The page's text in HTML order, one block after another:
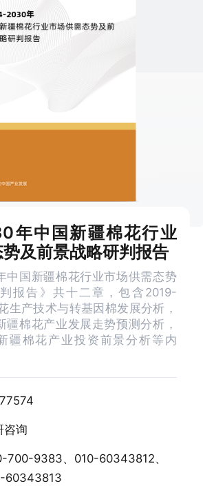
年中国新疆棉花行业
及前景战略研判报告
中国新疆棉花行业市场供需态势
报告》共十二章，包含2019-
生产技术与转基因棉发展分析，
棉花产业发展走势预测分析，
疆棉花产业投资前景分析等内
咨询
700-9383、010-60343812、
60343813